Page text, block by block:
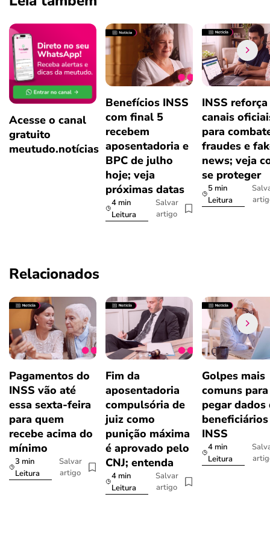
Acesse o canal
gratuito
meutudo.notícias
Benefícios INSS
com final 5
recebem
aposentadoria e
BPC de julho
hoje; veja
próximas datas
4 min
Leitura
Salvar
artigo
INSS reforça
canais
para
fraudes e
news; veja
se proteger
5 min
Leitura
Relacionados
Pagamentos do
INSS vão até
essa sexta-feira
para quem
recebe acima do
mínimo
3 min
Leitura
Salvar
artigo
Fim da
aposentadoria
compulsória de
juiz como
punição máxima
é aprovado pelo
CNJ; entenda
4 min
Leitura
Salvar
artigo
Golpes mais
comuns para
pegar dados
beneficiários
INSS
4 min
Leitura